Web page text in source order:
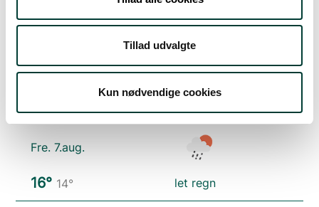
Tillad udvalgte
Kun nødvendige cookies
19°17° regn
Tors. 6.aug.
Fre. 7.aug.
16° 14° let regn